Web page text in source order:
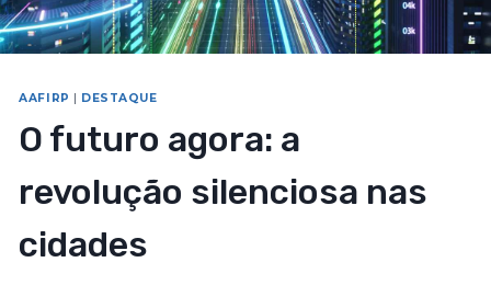
AAFIRP DESTAQUE
O futuro agora: a
revolução silenciosa nas
cidades